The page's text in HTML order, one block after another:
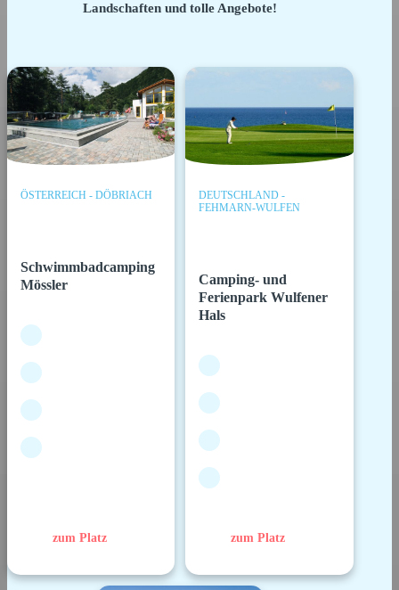
Landschaften und tolle Angebote!
ÖSTERREICH - DÖBRIACH
Schwimmbadcamping
Mössler
zum Platz
DEUTSCHLAND -
FEHMARN-WULFEN
Camping- und
Ferienpark Wulfener
Hals
zum Platz